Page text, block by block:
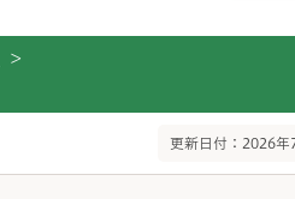
>
更新日付：2026年